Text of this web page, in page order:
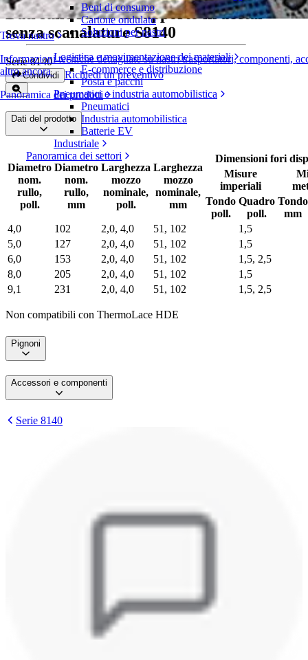
Trova nastro
Informazioni tecniche dettagliate su nastri trasportatori, componenti,
altro ancora
Panoramica dei prodotti
Beni di consumo
Cartone ondulato
Soluzioni per nastri
Logistica e movimentazione dei materiali
E-commerce e distribuzione
Posta e pacchi
Pneumatici e industria automobilistica
Pneumatici
Industria automobilistica
Batterie EV
Industriale
Panoramica dei settori
Dati sulle ruote di supporto in acetal
senza scanalature S8140
Serie 8140
Condividi Richiedi un preventivo
Dati del prodotto
Diametro
nom.
rullo,
poll.
Diametro
nom.
rullo,
mm
Larghezza
mozzo
nominale,
poll.
Larghezza
mozzo
nominale,
mm
Dimensioni fori
Misure
imperiali
Tondo
poll.
Quadro
poll.
Tondo
mm
4,0
102 2,0, 4,0 51, 102
1,5
5,0
127 2,0, 4,0 51, 102
1,5
6,0
153 2,0, 4,0 51, 102
1,5, 2,5
8,0
205 2,0, 4,0 51, 102
1,5
9,1
231 2,0, 4,0 51, 102 1,5, 2,5
Non compatibili con ThermoLace HDE
Pignoni
Accessori e componenti
Serie 8140